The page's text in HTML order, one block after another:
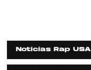
Noticias Rap USA